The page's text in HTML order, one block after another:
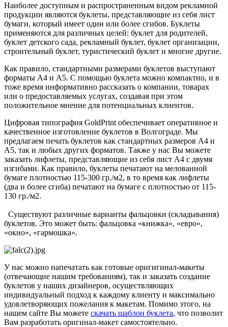
Наиболее доступным и распространенным видом рекламной
продукции являются буклеты, представляющие из себя лист
бумаги, который имеет один или более сгибов. Буклеты
применяются для различных целей: буклет для родителей,
буклет детского сада, рекламный буклет, буклет организации,
строительный буклет, туристический буклет и многие другие.
Как правило, стандартными размерами буклетов выступают
форматы А4 и А5. С помощью буклета можно компактно, и в
тоже время информативно рассказать о компании, товарах
или о предоставляемых услугах, создавая при этом
положительное мнение для потенциальных клиентов.
Цифровая типография GoldPrint обеспечивает оперативное и
качественное изготовление буклетов в Волгограде. Мы
предлагаем печать буклетов как стандартных размеров А4 и
А5, так и любых других форматов. Также у нас Вы можете
заказать лифлеты, представляющие из себя лист А4 с двумя
изгибами. Как правило, буклеты печатают на мелованной
бумаге плотностью 115-300 гр./м2, в то время как лифлеты
(два и более сгиба) печатают на бумаге с плотностью от 115-
130 гр./м2.
Существуют различные варианты фальцовки (складывания)
буклетов. Это может быть: фальцовка «книжка», «евро»,
«окно», «гармошка».
У нас можно напечатать как готовые оригигинал-макеты
(отвечающие нашим требованиям), так и заказать создание
буклетов у наших дизайнеров, осуществляющих
индивидуальный подход к каждому клиенту и максимально
удовлетворяющих пожелания к макетам. Помимо этого, на
нашем сайте Вы можете скачать шаблон буклета, что позволит
Вам разработать оригинал-макет самостоятельно.